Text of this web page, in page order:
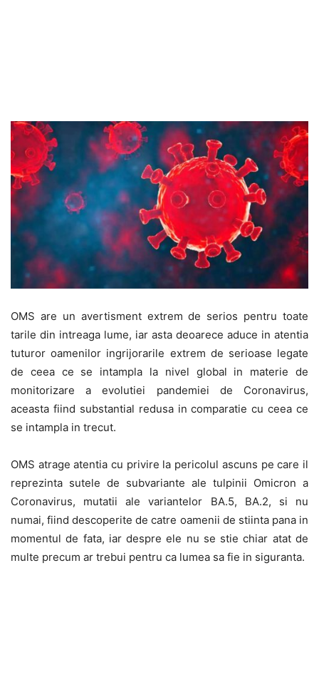
OMS are un avertisment extrem de serios pentru toate
tarile din intreaga lume, iar asta deoarece aduce in atentia
tuturor oamenilor ingrijorarile extrem de serioase legate
de ceea ce se intampla la nivel global in materie de
monitorizare a evolutiei pandemiei de Coronavirus,
aceasta fiind substantial redusa in comparatie cu ceea ce
se intampla in trecut.
OMS atrage atentia cu privire la pericolul ascuns pe care il
reprezinta sutele de subvariante ale tulpinii Omicron a
Coronavirus, mutatii ale variantelor BA.5, BA.2, si nu
numai, fiind descoperite de catre oamenii de stiinta pana in
momentul de fata, iar despre ele nu se stie chiar atat de
multe precum ar trebui pentru ca lumea sa fie in siguranta.